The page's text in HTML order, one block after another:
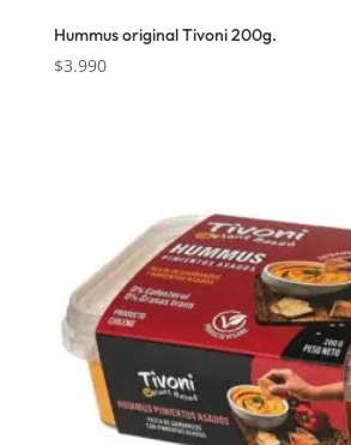
Hummus original Tivoni 200g.
$3.990